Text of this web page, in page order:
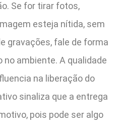
Se for tirar fotos,
esteja nítida, sem
gravações, fale de forma
no ambiente. A qualidade
na liberação do
sinaliza que a entrega
pois pode ser algo